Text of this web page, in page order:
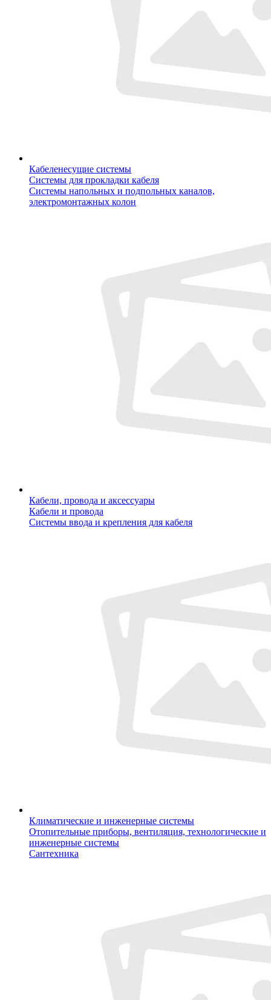
Кабеленесущие системы
Системы для прокладки кабеля
Системы напольных и подпольных каналов,
электромонтажных колон
Кабели, провода и аксессуары
Кабели и провода
Системы ввода и крепления для кабеля
Климатические и инженерные системы
Отопительные приборы, вентиляция, технологические и
инженерные системы
Сантехника